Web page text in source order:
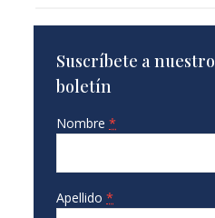
Suscríbete a nuestro
boletín
Nombre *
Apellido *